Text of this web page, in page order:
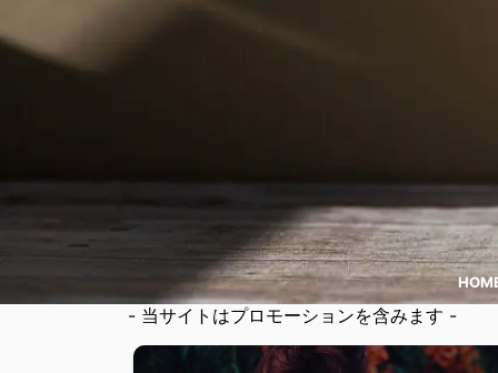
- 当サイトはプロモーションを含みます -